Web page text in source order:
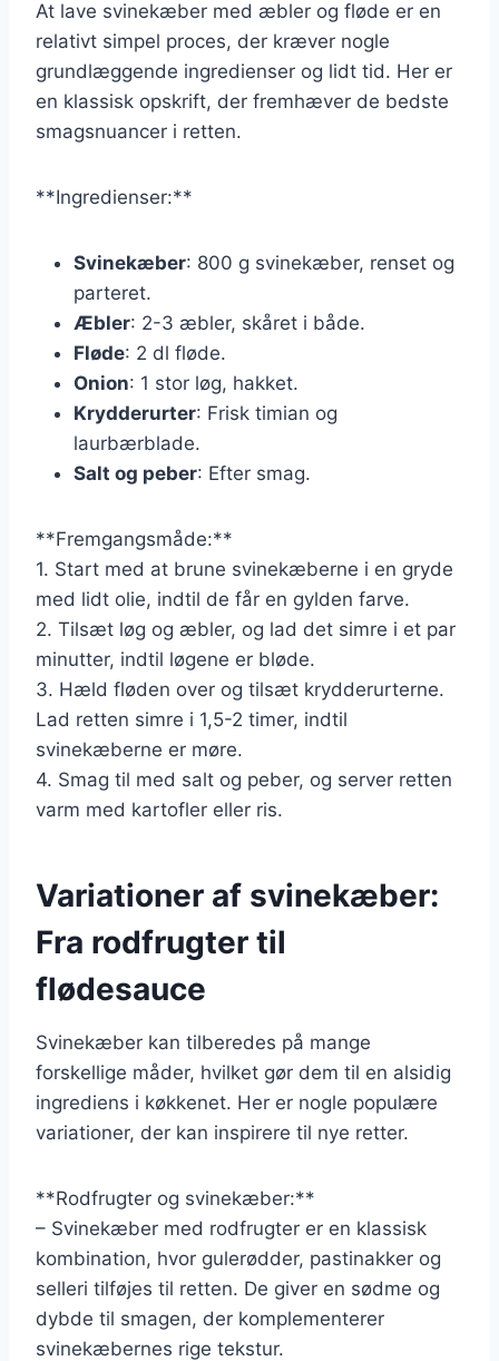
At lave svinekæber med æbler og fløde er en
relativt simpel proces, der kræver nogle
grundlæggende ingredienser og lidt tid. Her er
en klassisk opskrift, der fremhæver de bedste
smagsnuancer i retten.
**Ingredienser:**
Svinekæber: 800 g svinekæber, renset og
parteret.
Æbler: 2-3 æbler, skåret i både.
Fløde: 2 dl fløde.
Onion: 1 stor løg, hakket.
Krydderurter: Frisk timian og
laurbærblade.
Salt og peber: Efter smag.
**Fremgangsmåde:**
1. Start med at brune svinekæberne i en gryde
med lidt olie, indtil de får en gylden farve.
2. Tilsæt løg og æbler, og lad det simre i et par
minutter, indtil løgene er bløde.
3. Hæld fløden over og tilsæt krydderurterne.
Lad retten simre i 1,5-2 timer, indtil
svinekæberne er møre.
4. Smag til med salt og peber, og server retten
varm med kartofler eller ris.
Variationer af svinekæber:
Fra rodfrugter til
flødesauce
Svinekæber kan tilberedes på mange
forskellige måder, hvilket gør dem til en alsidig
ingrediens i køkkenet. Her er nogle populære
variationer, der kan inspirere til nye retter.
**Rodfrugter og svinekæber:**
– Svinekæber med rodfrugter er en klassisk
kombination, hvor gulerødder, pastinakker og
selleri tilføjes til retten. De giver en sødme og
dybde til smagen, der komplementerer
svinekæbernes rige tekstur.